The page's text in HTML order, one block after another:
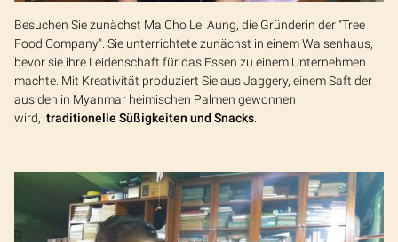
Besuchen Sie zunächst Ma Cho Lei Aung, die Gründerin der "Tree
Food Company". Sie unterrichtete zunächst in einem Waisenhaus,
bevor sie ihre Leidenschaft für das Essen zu einem Unternehmen
machte. Mit Kreativität produziert Sie aus Jaggery, einem Saft der
aus den in Myanmar heimischen Palmen gewonnen
wird, traditionelle Süßigkeiten und Snacks